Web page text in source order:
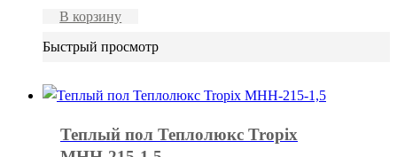
В корзину
Быстрый просмотр
Теплый пол Теплолюкс Tropix